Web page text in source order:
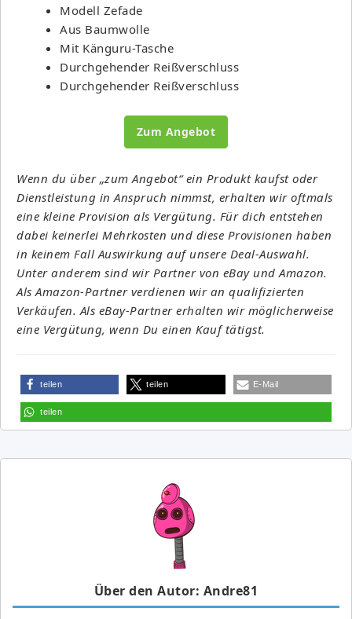
Modell Zefade
Aus Baumwolle
Mit Känguru-Tasche
Durchgehender Reißverschluss
Durchgehender Reißverschluss
Zum Angebot
Wenn du über „zum Angebot“ ein Produkt kaufst oder
Dienstleistung in Anspruch nimmst, erhalten wir oftmals
eine kleine Provision als Vergütung. Für dich entstehen
dabei keinerlei Mehrkosten und diese Provisionen haben
in keinem Fall Auswirkung auf unsere Deal-Auswahl.
Unter anderem sind wir Partner von eBay und Amazon.
Als Amazon-Partner verdienen wir an qualifizierten
Verkäufen. Als eBay-Partner erhalten wir möglicherweise
eine Vergütung, wenn Du einen Kauf tätigst.
teilen teilen E-Mail
teilen
Über den Autor: Andre81